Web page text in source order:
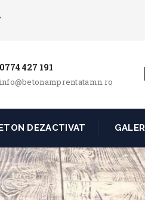
0774 427 191
info@betonamprentatamn.ro
DEZACTIVAT